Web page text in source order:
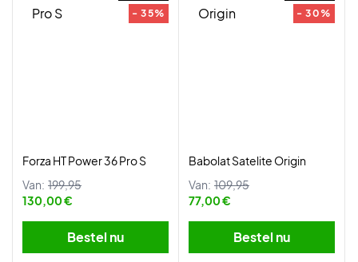
- 35%
Forza HT Power 36 Pro S
Van: 199,95
130,00 €
Bestel nu
- 30%
Babolat Satelite Origin
Van: 109,95
77,00 €
Bestel nu